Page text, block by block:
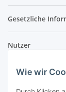
Wie wir
Gesetzliche
Nutzer